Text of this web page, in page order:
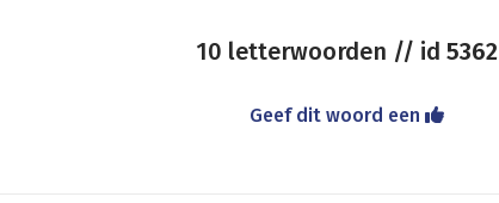
10 letterwoorden // id 5362
Geef dit woord een